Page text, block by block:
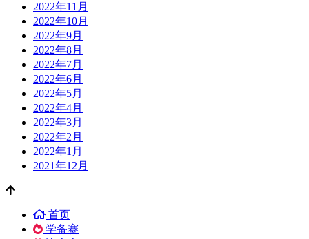
2022年11月
2022年10月
2022年9月
2022年8月
2022年7月
2022年6月
2022年5月
2022年4月
2022年3月
2022年2月
2022年1月
2021年12月
首页
学备赛